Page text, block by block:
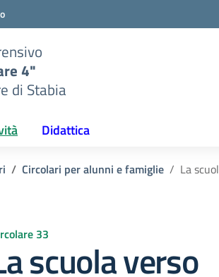
4"
di Stabia
Didattica
Circolari per alunni e famiglie La
33
scuola verso